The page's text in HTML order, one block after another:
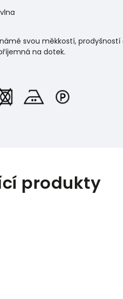
svou měkkostí,
na dotek.
produkty